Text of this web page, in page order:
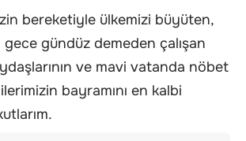
bereketiyle ülkemizi büyüten,
gece gündüz demeden çalışan
ve mavi vatanda nöbet
bayramını en kalbi